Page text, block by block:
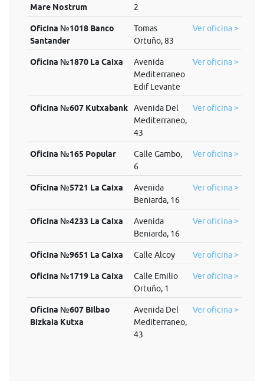
Mare Nostrum
2
Oficina №1018 Banco
Santander
Tomas
Ortuño, 83
Ver oficina >
Oficina №1870 La Caixa
Avenida
Mediterraneo
Edif Levante
Ver oficina >
Oficina №607 Kutxabank
Avenida Del
Mediterraneo,
43
Ver oficina >
Oficina №165 Popular
Calle Gambo,
6
Ver oficina >
Oficina №5721 La Caixa
Avenida
Beniarda, 16
Ver oficina >
Oficina №4233 La Caixa
Avenida
Beniarda, 16
Ver oficina >
Oficina №9651 La Caixa Calle Alcoy Ver oficina >
Oficina №1719 La Caixa
Calle Emilio
Ortuño, 1
Ver oficina >
Oficina №607 Bilbao
Bizkaia Kutxa
Avenida Del
Mediterraneo,
43
Ver oficina >